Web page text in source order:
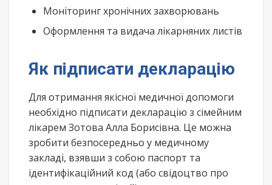
Моніторинг хронічних захворювань
Оформлення та видача лікарняних листів
Як підписати декларацію
Для отримання якісної медичної допомоги
необхідно підписати декларацію з сімейним
лікарем Зотова Алла Борисівна. Це можна
зробити безпосередньо у медичному
закладі, взявши з собою паспорт та
ідентифікаційний код (або свідоцтво про